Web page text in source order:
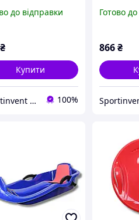
Sport Snow Rider
до відправки
₴
Купити
Sportinvent - спортивний інтернет магазин 100%
Prime
Готово
866₴